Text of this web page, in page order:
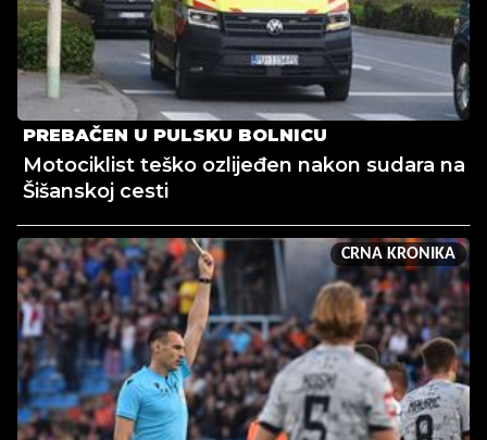
PREBAČEN U PULSKU BOLNICU
Motociklist teško ozlijeđen nakon sudara na
Šišanskoj cesti
CRNA KRONIKA